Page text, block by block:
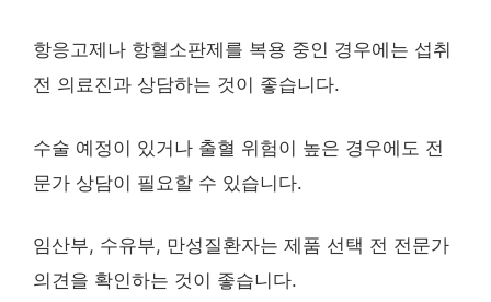
항응고제나 항혈소판제를 복용 중인 경우에는 섭취
전 의료진과 상담하는 것이 좋습니다.
수술 예정이 있거나 출혈 위험이 높은 경우에도 전
문가 상담이 필요할 수 있습니다.
임산부, 수유부, 만성질환자는 제품 선택 전 전문가
의견을 확인하는 것이 좋습니다.